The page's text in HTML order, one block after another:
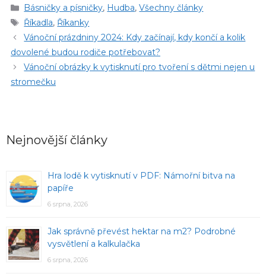
Rubriky
Básničky a písničky, Hudba,Všechny články
Štítky
Říkadla, Říkanky
Vánoční prázdniny 2024: Kdy začínají, kdy končí a kolik
dovolené budou rodiče potřebovat?
Vánoční obrázky k vytisknutí pro tvoření s dětmi nejen u
stromečku
Nejnovější články
Hra lodě k vytisknutí v PDF: Námořní bitva na
papíře
6 srpna, 2026
Jak správně převést hektar na m2? Podrobné
vysvětlení a kalkulačka
6 srpna, 2026